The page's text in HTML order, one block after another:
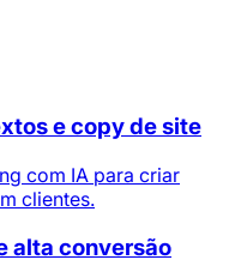
e copy de site
com IA para criar
clientes.
alta conversão